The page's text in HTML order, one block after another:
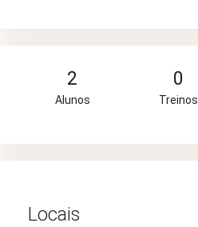
2
Alunos
0
Treinos
Locais